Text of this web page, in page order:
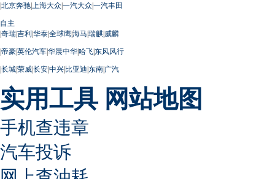
|北京奔驰| 上海大众|一汽大众|一汽丰田
自主
|奇瑞|吉利|华泰|全球鹰|海马|瑞麒|威麟
|帝豪|英伦汽车|华晨中华|哈飞|东风风行
|长城|荣威|长安|中兴|比亚迪|东南|广汽
实用工具 网站地图
手机查违章
汽车投诉